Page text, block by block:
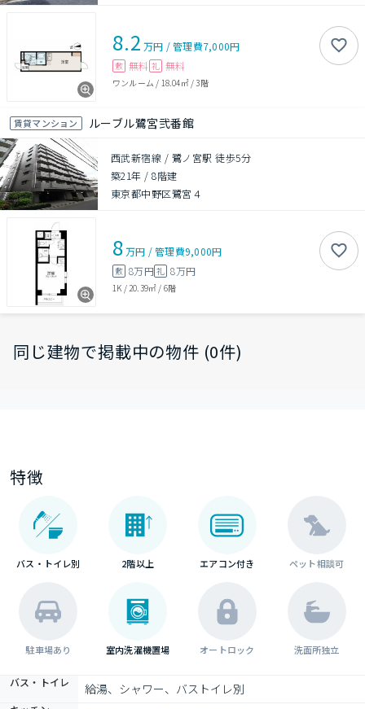
8.2 万円 /管理費7,000円
敷 無料 礼 無料
ワンルーム / 18.04㎡/3階
賃貸マンション ルーブル鷺宮弐番館
西武新宿線 / 鷺ノ宮駅 徒歩5分
築21年 /8階建
東京都中野区鷺宮４
8万円 /管理費9,000円
敷 8万円礼 8万円
1K / 20.39㎡ / 6階
同じ建物で掲載中の物件 (0件)
特徴
バス・トイレ別 2階以上 エアコン付き ペット相談可
駐車場あり 室内洗濯機置場 オートロック 洗面所独立
バス・トイレ 給湯、シャワー、バストイレ別